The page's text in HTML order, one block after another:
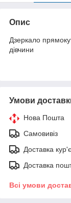
Опис
Дзеркало
дівчини
Умови
Нова Пошта
Самовивіз
Доставка
Доставка
Всі умови